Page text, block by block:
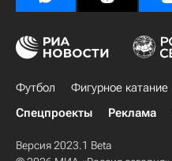
Футбол Фигурное катание
Спецпроекты
Реклама
Версия 2023.1 Beta